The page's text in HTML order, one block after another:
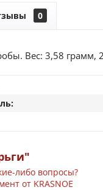
0
Вес: 3,58 грамм,
либо вопросы?
от KRASNOE